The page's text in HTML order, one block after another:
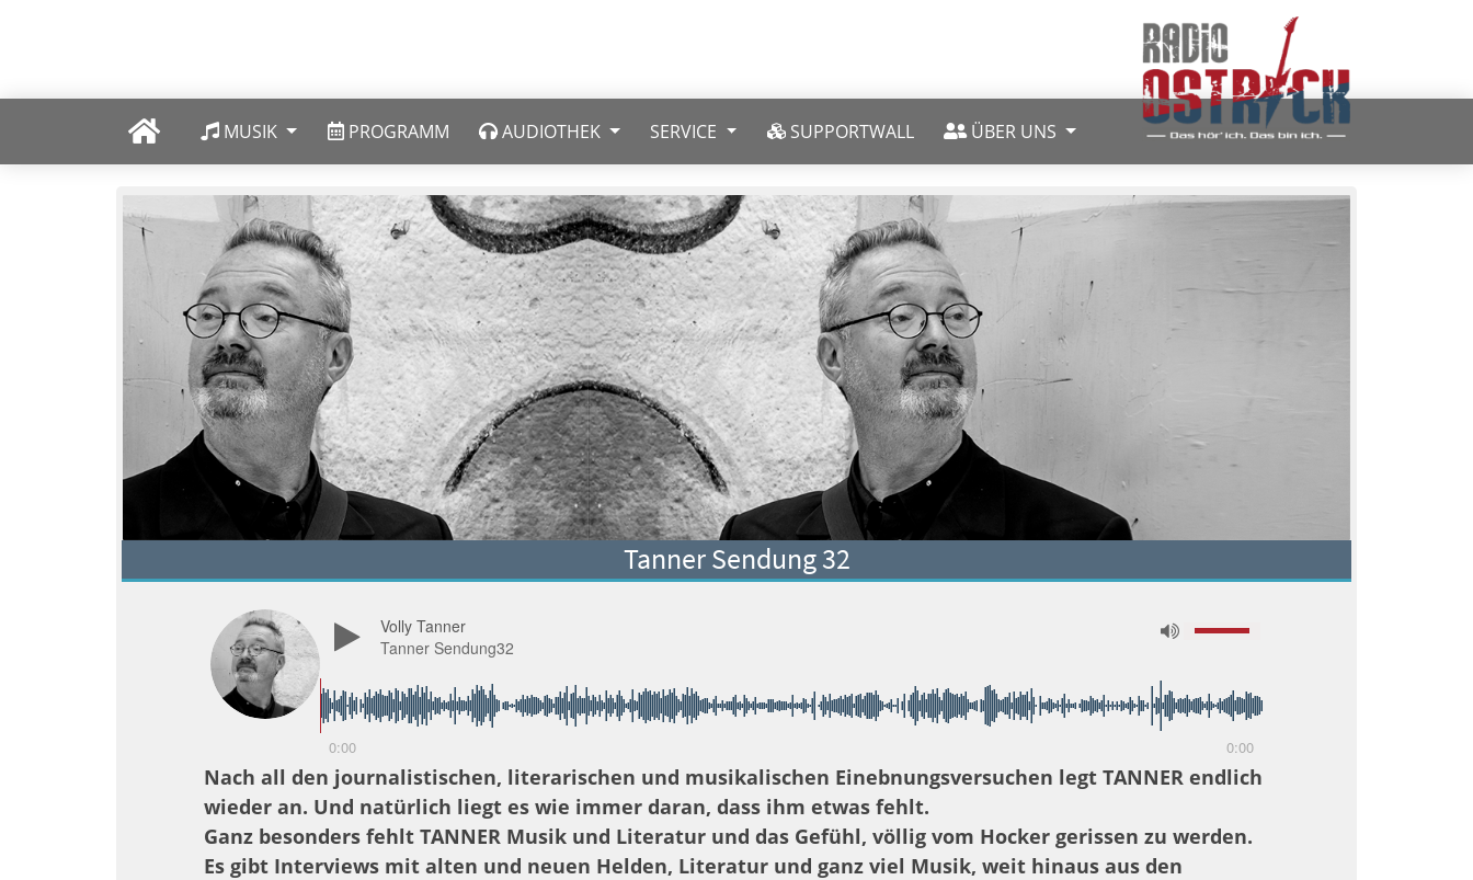
MUSIK PROGRAMM AUDIOTHEK SERVICE SUPPORTWALL ÜBER UNS
Tanner Sendung 32
Volly Tanner
Tanner Sendung32
0:00
0:00
Nach all den journalistischen, literarischen und musikalischen Einebnungsversuchen legt TANNER endlich
wieder an. Und natürlich liegt es wie immer daran, dass ihm etwas fehlt.
Ganz besonders fehlt TANNER Musik und Literatur und das Gefühl, völlig vom Hocker gerissen zu werden.
Es gibt Interviews mit alten und neuen Helden, Literatur und ganz viel Musik, weit hinaus aus den